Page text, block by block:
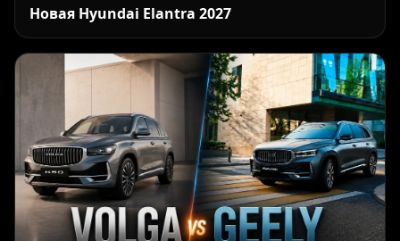
Новая Hyundai Elantra 2027